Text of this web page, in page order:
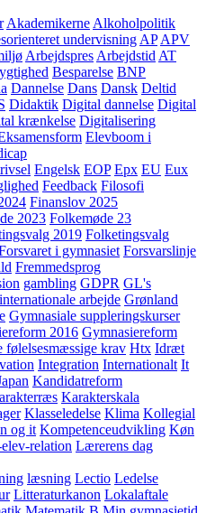
Akademikerne Alkoholpolitik
undervisning AP APV
Arbejdspres Arbejdstid AT
Besparelse BNP
Dannelse Dans Dansk Deltid
Didaktik Digital dannelse Digital
krænkelse Digitalisering
Elevboom i
Engelsk EOP Epx EU Eux
Feedback Filosofi
Finanslov 2025
2023 Folkemøde 23
2019 Folketingsvalg
i gymnasiet Forsvarslinje
Fremmedsprog
gambling GDPR GL's
arbejde Grønland
Gymnasiale suppleringskurser
2016 Gymnasiereform
følelsesmæssige krav Htx Idræt
Integration Internationalt It
Kandidatreform
Karakterskala
Klasseledelse Klima Kollegial
og it Kompetenceudvikling Køn
relation Lærerens dag
læsning Lectio Ledelse
Litteraturkanon Lokalaftale